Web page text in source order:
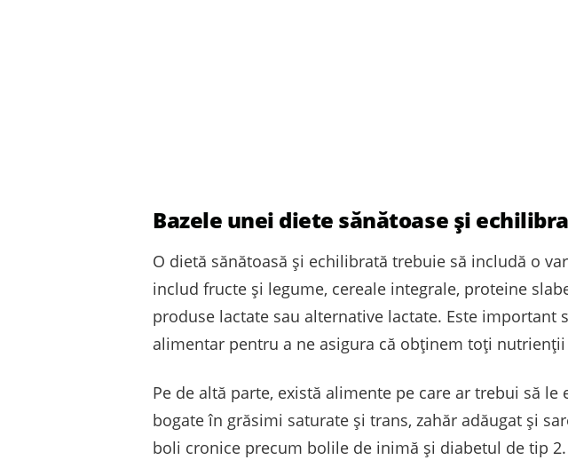
Bazele unei diete sănătoase și
O dietă sănătoasă și echilibrată trebuie să includă o
includ fructe și legume, cereale integrale, proteine
produse lactate sau alternative lactate. Este
alimentar pentru a ne asigura că obținem toți nutrienții
Pe de altă parte, există alimente pe care ar trebui să
bogate în grăsimi saturate și trans, zahăr adăugat și
boli cronice precum bolile de inimă și diabetul de tip 2.